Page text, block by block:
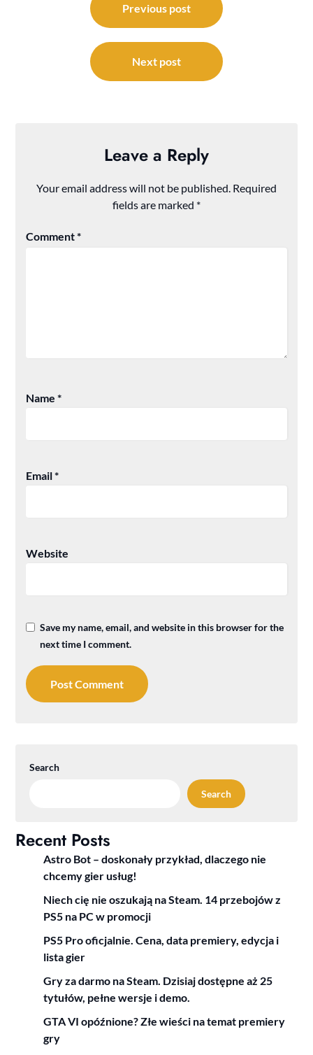
navigation
Previous post
Next post
Leave a Reply
Your email address will not be published. Required
fields are marked *
Comment*
Name*
Email*
Website
Save my name, email, and website in this browser for the
next time I comment.
Search
Search
Recent Posts
Astro Bot – doskonały przykład, dlaczego nie
chcemy gier usług!
Niech cię nie oszukają na Steam. 14 przebojów z
PS5 na PC w promocji
PS5 Pro oficjalnie. Cena, data premiery, edycja i
lista gier
Gry za darmo na Steam. Dzisiaj dostępne aż 25
tytułów, pełne wersje i demo.
GTA VI opóźnione? Złe wieści na temat premiery
gry